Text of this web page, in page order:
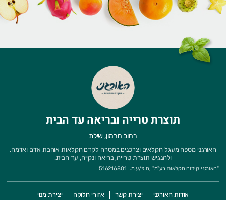
תוצרת טרייה ובריאה עד הבית
רחוב חרמון, שילת
האורגני מטפח מעגל חקלאים וצרכנים במטרה לקדם חקלאות אוהבת אדם ואדמה,
ולהנגיש תוצרת טרייה, בריאה ונקייה, עד הבית.
"האורגני קידום חקלאות בע"מ" ,ח.פ/ע.מ. 516216801
אודות האורגני יצירת קשר אזורי חלוקה יצירת מנוי